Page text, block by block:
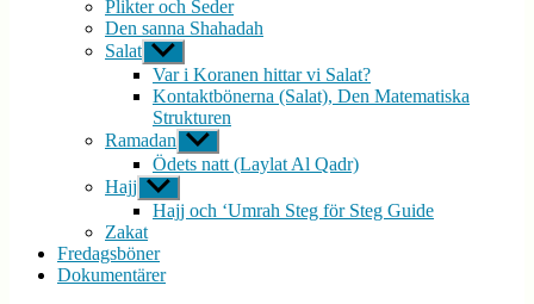
Plikter och Seder
Den sanna Shahadah
Salat Visa
undermeny
Var i Koranen hittar vi Salat?
Kontaktbönerna (Salat), Den Matematiska
Strukturen
Ramadan Visa
undermeny
Ödets natt (Laylat Al Qadr)
Hajj Visa
undermeny
Hajj och ‘Umrah Steg för Steg Guide
Zakat
Fredagsböner
Dokumentärer